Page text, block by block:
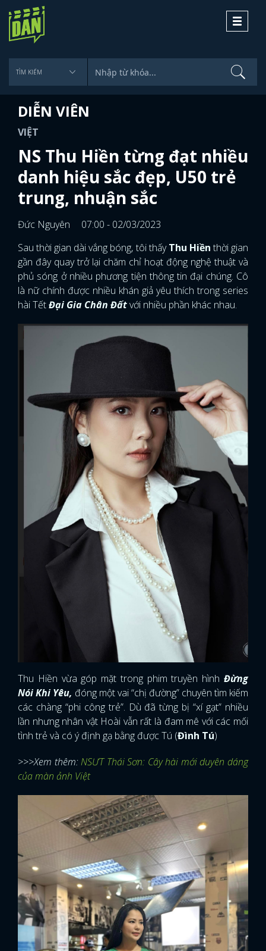
Toggle
DIỄN VIÊN
VIỆT
NS Thu Hiền từng đạt nhiều
danh hiệu sắc đẹp, U50 trẻ
trung, nhuận sắc
Đức Nguyên
07:00 - 02/03/2023
Sau thời gian dài vắng bóng, tôi thấyThu Hiền thời gian
gần đây quay trở lại chăm chỉ hoạt động nghệ thuật và
phủ sóng ở nhiều phương tiện thông tin đại chúng. Cô
là nữ chính được nhiều khán giả yêu thích trong series
hài TếtĐại Gia Chân Đấtvới nhiều phần khác nhau.
Thu Hiền vừa góp mặt trong phim truyền hình Đừng
Nói Khi Yêu, đóng một vai “chị đường” chuyên tìm kiếm
các chàng “phi công trẻ”. Dù đã từng bị “xí gạt” nhiều
lần nhưng nhân vật Hoài vẫn rất là đam mê với các mối
tình trẻ và có ý định gạ bằng được Tú (Đình Tú)
>>>Xem thêm:NSƯT Thái Sơn: Cây hài mới duyên dáng
của màn ảnh Việt